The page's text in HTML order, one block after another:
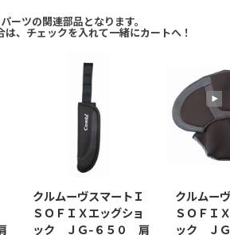
ーツの関連部品となります。
、チェックを入れて一緒にカートへ！
クルムーヴスマートＩ
ＳＯＦＩＸエッグショ
ック ＪＧ-６５０ 肩
クルムー
ＳＯＦＩ
ック Ｊ